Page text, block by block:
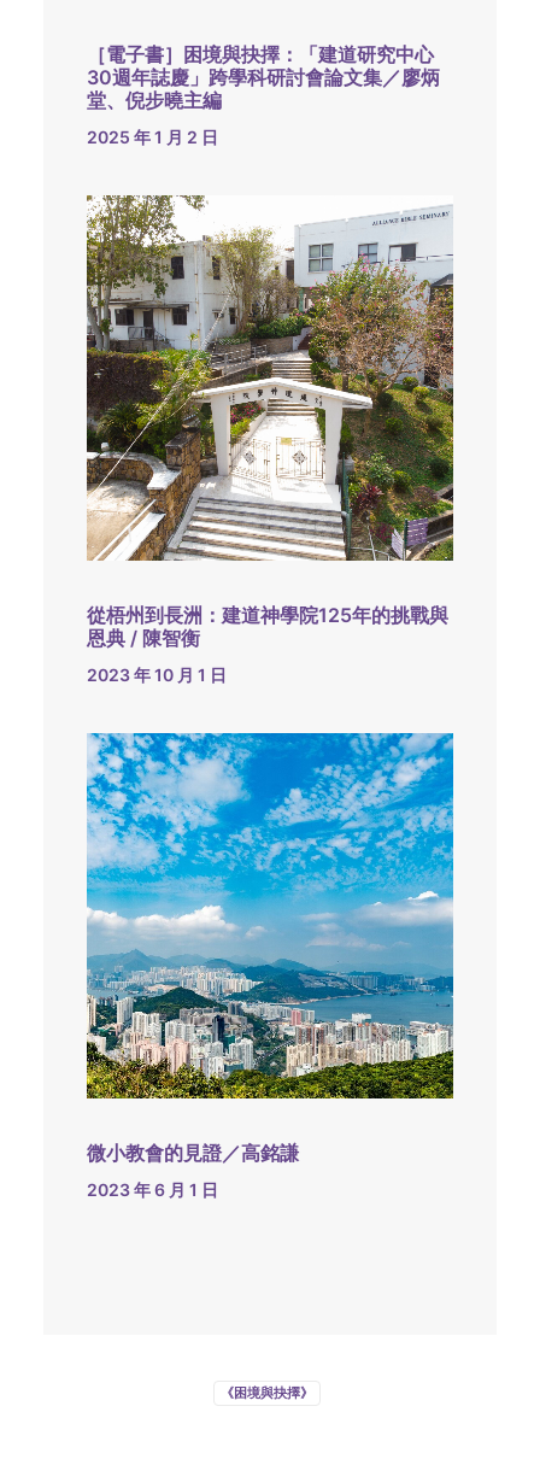
［電子書］困境與抉擇：「建道研究中心
30週年誌慶」跨學科研討會論文集／廖炳
堂、倪步曉主編
2025 年 1 月 2 日
從梧州到長洲：建道神學院125年的挑戰與
恩典 / 陳智衡
2023 年 10 月 1 日
微小教會的見證／高銘謙
2023 年 6 月 1 日
《困境與抉擇》